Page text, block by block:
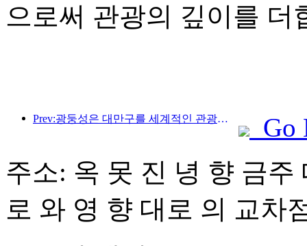
으로써 관광의 깊이를 더
Prev:광둥성은 대만구를 세계적인 관광지로 만들기 위한 서비스 산업 역량 확충 계획을 발표했습니다.
Go
주소: 옥 못 진 녕 향 금
로 와 영 향 대로 의 교차